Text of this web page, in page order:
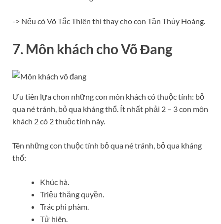
-> Nếu có Võ Tắc Thiên thì thay cho con Tần Thủy Hoàng.
7. Môn khách cho Võ Đang
Ưu tiên lựa chon những con môn khách có thuộc tính: bỏ
qua né tránh, bỏ qua kháng thổ. Ít nhất phải 2 – 3 con môn
khách 2 có 2 thuộc tính này.
Tên những con thuộc tính bỏ qua né tránh, bỏ qua kháng
thổ:
Khúc hà.
Triệu thăng quyền.
Trác phi phàm.
Tử hiên.